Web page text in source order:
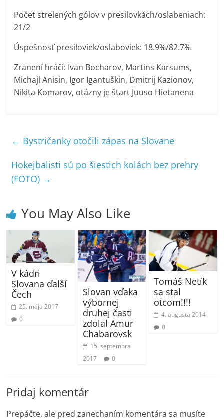
Počet strelených gólov v presilovkách/oslabeniach:
21/2
Úspešnosť presiloviek/oslaboviek: 18.9%/82.7%
Zranení hráči: Ivan Bocharov, Martins Karsums,
Michajl Anisin, Igor Igantuškin, Dmitrij Kazionov,
Nikita Komarov, otázny je štart Juuso Hietanena
← Bystričanky otočili zápas na Slovane
Hokejbalisti sú po šiestich kolách bez prehry
(FOTO) →
You May Also Like
V kádri
Slovana ďalší
Čech
25. mája 2017
0
Slovan vďaka
výbornej
druhej časti
zdolal Amur
Chabarovsk
15. septembra
2017
0
Tomáš Netík
sa stal
otcom!!!!
4. augusta 2014
0
Pridaj komentár
Prepáčte, ale pred zanechaním komentára sa musíte